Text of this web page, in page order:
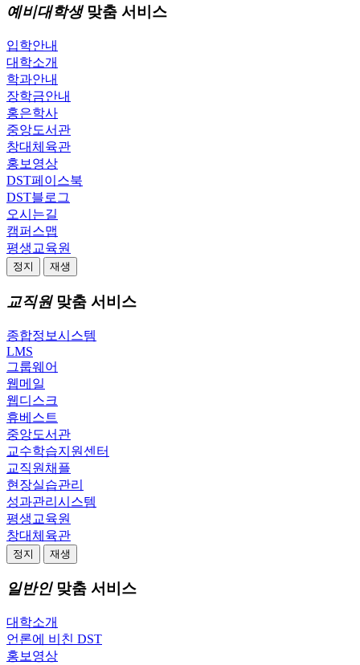
예비대학생맞춤 서비스
입학안내
대학소개
학과안내
장학금안내
홍은학사
중앙도서관
창대체육관
홍보영상
DST페이스북
DST블로그
오시는길
캠퍼스맵
평생교육원
정지 재생
교직원맞춤 서비스
종합정보시스템
LMS
그룹웨어
웹메일
웹디스크
휴베스트
중앙도서관
교수학습지원센터
교직원채플
현장실습관리
성과관리시스템
평생교육원
창대체육관
정지 재생
일반인맞춤 서비스
대학소개
언론에 비친 DST
홍보영상